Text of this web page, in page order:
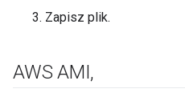
Zapisz plik.
AWS AMI,